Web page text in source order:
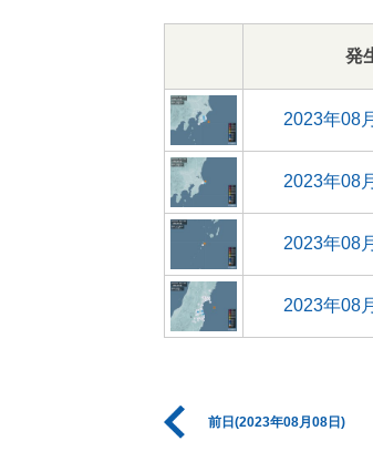
発
2023年08
2023年08
2023年08
2023年08
前日(2023年08月08日)